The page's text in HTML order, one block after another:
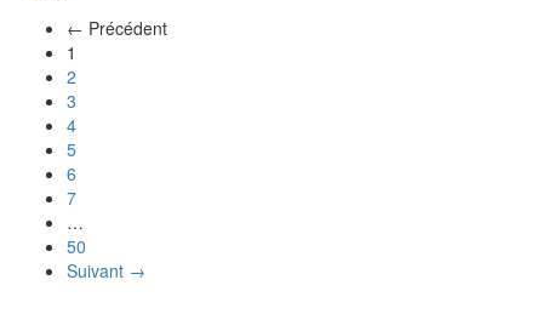
← Précédent
1
2
3
4
5
6
7
…
50
Suivant →